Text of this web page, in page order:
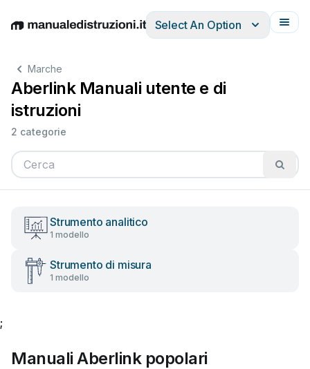
EnglishDeutschEspañolItalianoFrançais
Select An Option
Marche
Aberlink Manuali utente e di
istruzioni
2 categorie
Strumento analitico
1 modello
Strumento di misura
1 modello
;
Manuali Aberlink popolari